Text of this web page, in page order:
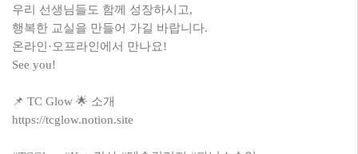
우리 선생님들도 함께 성장하시고,
행복한 교실을 만들어 가길 바랍니다.
온라인·오프라인에서 만나요!
See you!
📌 TC Glow 🌟 소개
https://tcglow.notion.site